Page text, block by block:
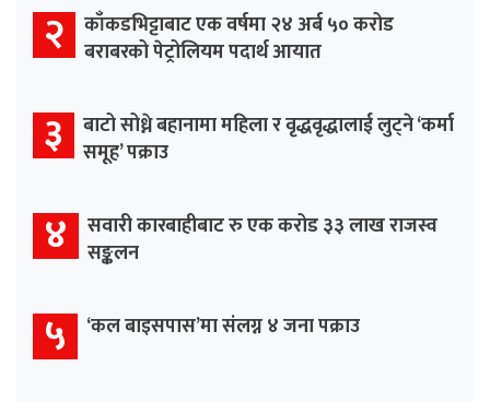
२ काँकडभिट्टाबाट एक वर्षमा २४ अर्ब ५० करोड
बराबरको पेट्रोलियम पदार्थ आयात
३ बाटो सोध्ने बहानामा महिला र वृद्धवृद्धालाई लुट्ने ‘कर्मा
समूह’ पक्राउ
४ सवारी कारबाहीबाट रु एक करोड ३३ लाख राजस्व
सङ्कलन
५ ‘कल बाइसपास’मा संलग्न ४ जना पक्राउ